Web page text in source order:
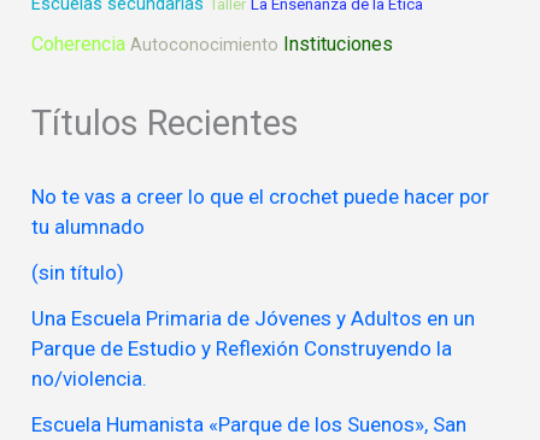
Taller La Enseñanza de la Etica
Coherencia Autoconocimiento Instituciones
Títulos Recientes
No te vas a creer lo que el crochet puede hacer por
tu alumnado
(sin título)
Una Escuela Primaria de Jóvenes y Adultos en un
Parque de Estudio y Reflexión Construyendo la
no/violencia.
Escuela Humanista «Parque de los Suenos», San